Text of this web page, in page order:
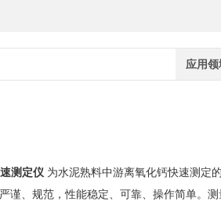
应用领
测定仪 为水泥熟料中游离氧化钙快速测定
谨、规范，性能稳定、可靠、操作简单。